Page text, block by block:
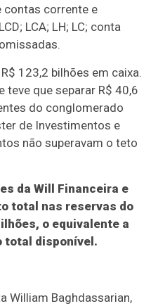
contas corrente e
LCA; LH; LC; conta
123,2 bilhões em caixa.
teve que separar R$ 40,6
do conglomerado
de Investimentos e
não superavam o teto
da Will Financeira e
total nas reservas do
o equivalente a
total disponível.
William Baghdassarian,